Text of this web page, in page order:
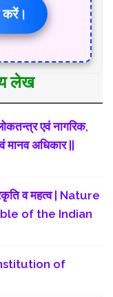
करें।
लेख
एवं नागरिक,
अधिकार ||
व महत्व | Nature
of the Indian
of